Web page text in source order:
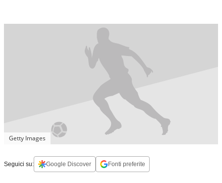
Getty Images
Seguici su: Google Discover Fonti preferite